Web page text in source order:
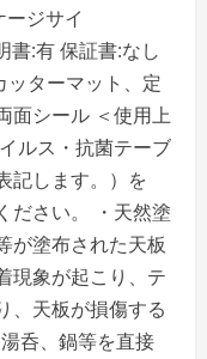
ジサイ
書:有 保証書:なし
ッターマット、定
面シール ＜使用上
ルス・抗菌テーブ
記します。）を
ださい。 ・天然塗
が塗布された天板
現象が起こり、テ
、天板が損傷する
呑、鍋等を直接